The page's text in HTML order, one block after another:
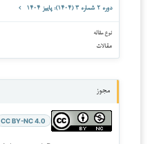
دوره ۲ شماره ۳ (۱۴۰۴): پاییز ۱۴۰۴
نوع مقاله
مقالات
مجوز
CC BY-NC 4.0